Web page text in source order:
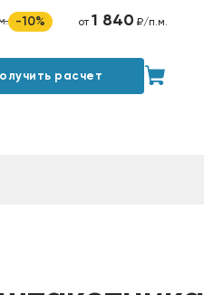
-10% от 1 840 ₽/п.м.
расчет